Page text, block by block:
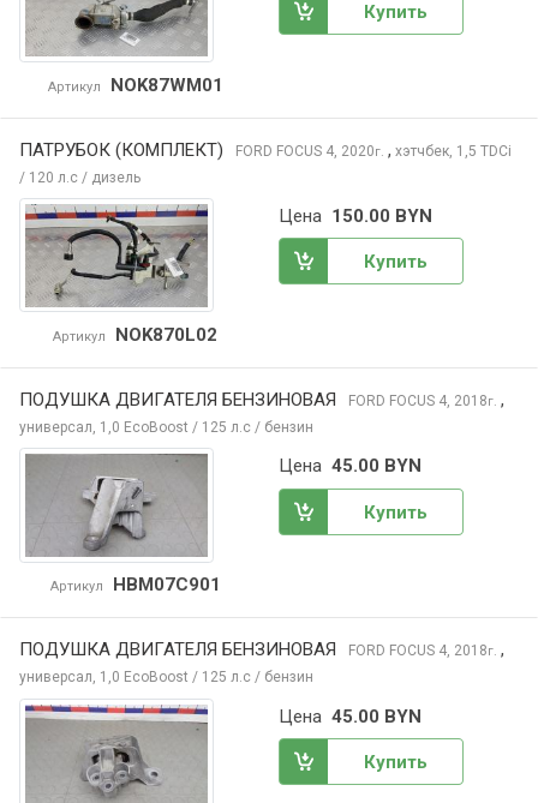
Артикул NOK87WM01
Купить
ПАТРУБОК (КОМПЛЕКТ) FORD FOCUS 4, 2020г. , хэтчбек, 1,5 TDCi
/ 120 л.с / дизель
Артикул NOK870L02
Цена 150.00 BYN
Купить
ПОДУШКА ДВИГАТЕЛЯ БЕНЗИНОВАЯ FORD FOCUS 4, 2018г. ,
универсал, 1,0 EcoBoost / 125 л.с / бензин
Артикул HBM07C901
Цена 45.00 BYN
Купить
ПОДУШКА ДВИГАТЕЛЯ БЕНЗИНОВАЯ FORD FOCUS 4, 2018г. ,
универсал, 1,0 EcoBoost / 125 л.с / бензин
Цена 45.00 BYN
Купить